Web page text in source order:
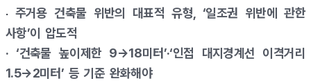
·
주거용 건축물 위반의 대표적 유형, ‘일조권 위반에 관한
사항’이 압도적
· ‘건축물 높이제한 9→18미터’·‘인접 대지경계선 이격거리
1.5→2미터’ 등 기준 완화해야